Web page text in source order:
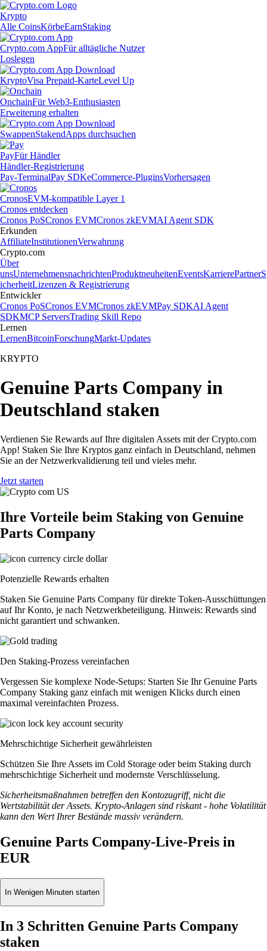
Krypto
Alle CoinsKörbeEarnStaking
Crypto.com AppFür alltägliche Nutzer
Loslegen
KryptoVisa Prepaid-KarteLevel Up
OnchainFür Web3-Enthusiasten
Erweiterung erhalten
SwappenStakendApps durchsuchen
PayFür Händler
Händler-Registrierung
Pay-TerminalPay SDKeCommerce-PluginsVorhersagen
CronosEVM-kompatible Layer 1
Cronos entdecken
Cronos PoSCronos EVMCronos zkEVMAI Agent SDK
Erkunden
AffiliateInstitutionenVerwahrung
Crypto.com
Über
unsUnternehmensnachrichtenProduktneuheitenEventsKarrierePartnerS
icherheitLizenzen & Registrierung
Entwickler
Cronos PoSCronos EVMCronos zkEVMPay SDKAI Agent
SDKMCP ServersTrading Skill Repo
Lernen
LernenBitcoinForschungMarkt-Updates
KRYPTO
Genuine Parts Company in
Deutschland staken
Verdienen Sie Rewards auf Ihre digitalen Assets mit der Crypto.com
App! Staken Sie Ihre Kryptos ganz einfach in Deutschland, nehmen
Sie an der Netzwerkvalidierung teil und vieles mehr.
Jetzt starten
Ihre Vorteile beim Staking von Genuine
Parts Company
Potenzielle Rewards erhalten
Staken Sie Genuine Parts Company für direkte Token-Ausschüttungen
auf Ihr Konto, je nach Netzwerkbeteiligung. Hinweis: Rewards sind
nicht garantiert und schwanken.
Den Staking-Prozess vereinfachen
Vergessen Sie komplexe Node-Setups: Starten Sie Ihr Genuine Parts
Company Staking ganz einfach mit wenigen Klicks durch einen
maximal vereinfachten Prozess.
Mehrschichtige Sicherheit gewährleisten
Schützen Sie Ihre Assets im Cold Storage oder beim Staking durch
mehrschichtige Sicherheit und modernste Verschlüsselung.
Sicherheitsmaßnahmen betreffen den Kontozugriff, nicht die
Wertstabilität der Assets. Krypto-Anlagen sind riskant - hohe Volatilität
kann den Wert Ihrer Bestände massiv verändern.
Genuine Parts Company-Live-Preis in
EUR
In Wenigen Minuten starten
In 3 Schritten Genuine Parts Company
staken